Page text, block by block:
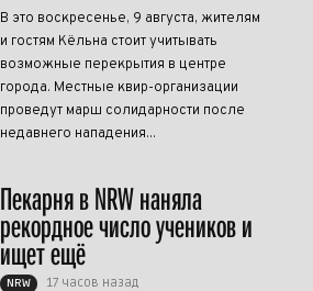
В это воскресенье, 9 августа, жителям
и гостям Кёльна стоит учитывать
возможные перекрытия в центре
города. Местные квир-организации
проведут марш солидарности после
недавнего нападения...
Пекарня в NRW наняла
рекордное число учеников и
ищет ещё
NRW 17 часов назад